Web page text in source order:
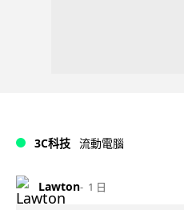
3C科技 流動電腦
Lawton 1 日